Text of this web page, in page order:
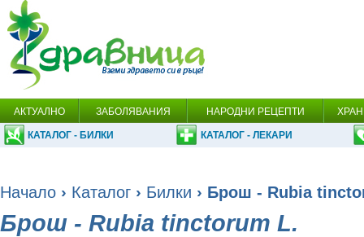
АКТУАЛНО ЗАБОЛЯВАНИЯ НАРОДНИ РЕЦЕПТИ
КАТАЛОГ - БИЛКИ КАТАЛОГ - ЛЕКАРИ
Начало › Каталог › Билки › Брош - Rubia
Брош - Rubia tinctorum L.